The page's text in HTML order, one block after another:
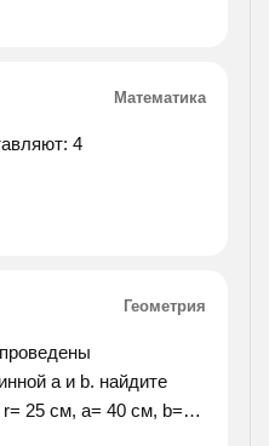
Математика
4
Геометрия
a и b. найдите
25 см, a= 40 см, b=48